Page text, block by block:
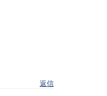
返信